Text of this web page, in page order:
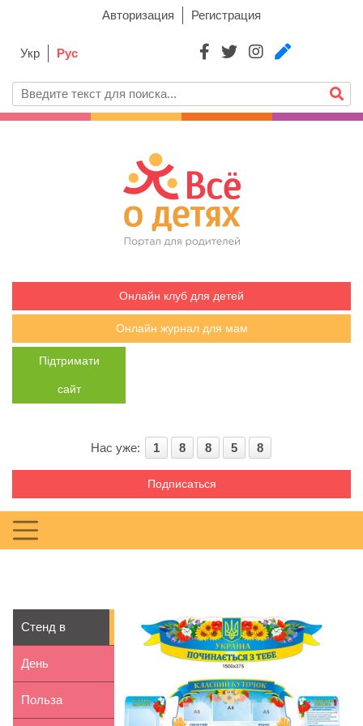
Авторизация Регистрация
Укр Рус
Онлайн клуб для детей
Онлайн журнал для мам
Підтримати
сайт
Нас уже: 1 8 8 5 8
Подписаться
Стенд в
школу: его
место в совр...
День
рожденья –
Польза